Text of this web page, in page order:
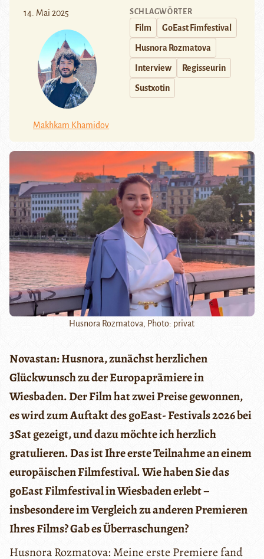
14. Mai 2025
Makhkam Khamidov
SCHLAGWÖRTER
Film GoEast Fimfestival
Husnora Rozmatova
Interview Regisseurin
Sustxotin
Husnora Rozmatova, Photo: privat
Novastan: Husnora, zunächst herzlichen
Glückwunsch zu der Europaprämiere in
Wiesbaden. Der Film hat zwei Preise gewonnen,
es wird zum Auftakt des goEast- Festivals 2026 bei
3Sat gezeigt, und dazu möchte ich herzlich
gratulieren. Das ist Ihre erste Teilnahme an einem
europäischen Filmfestival. Wie haben Sie das
goEast Filmfestival in Wiesbaden erlebt –
insbesondere im Vergleich zu anderen Premieren
Ihres Films? Gab es Überraschungen?
Husnora Rozmatova: Meine erste Premiere fand